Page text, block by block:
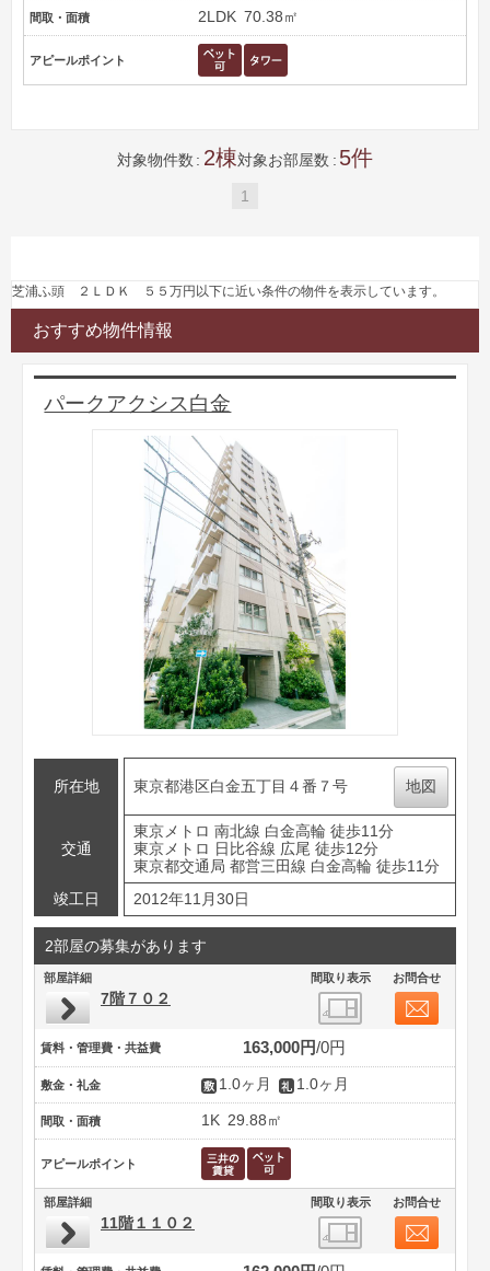
間取・面積 2LDK 70.38㎡
アピールポイント
対象物件数 2 対象お部屋数 5
1
芝浦ふ頭 ２ＬＤＫ ５５万円以下に近い条件の物件を表示しています。
おすすめ物件情報
パークアクシス白金
所在地 東京都港区白金五丁目４番７号 地図
交通
東京メトロ 南北線 白金高輪 徒歩11分
東京メトロ 日比谷線 広尾 徒歩12分
東京都交通局 都営三田線 白金高輪 徒歩11分
竣工日
2012年11月30日
2部屋の募集があります
部屋詳細 間取り表示 お問合せ
7階７０２
賃料・管理費・共益費 163,000円 0円
敷金・礼金 1.0ヶ月 1.0ヶ月
間取・面積 1K 29.88㎡
アピールポイント
部屋詳細 間取り表示 お問合せ
11階１１０２